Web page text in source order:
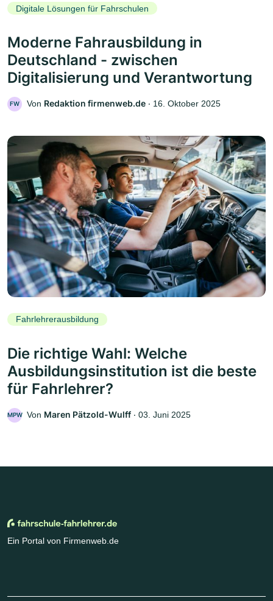
Digitale Lösungen für Fahrschulen
Moderne Fahrausbildung in
Deutschland - zwischen
Digitalisierung und Verantwortung
FW Von Redaktion firmenweb.de ‧ 16. Oktober 2025
Fahrlehrerausbildung
Die richtige Wahl: Welche
Ausbildungsinstitution ist die beste
für Fahrlehrer?
MPW Von Maren Pätzold-Wulff ‧ 03. Juni 2025
Ein Portal von Firmenweb.de